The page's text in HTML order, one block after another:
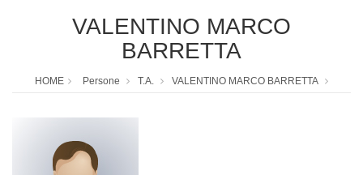
VALENTINO MARCO
BARRETTA
HOME Persone T.A. VALENTINO MARCO BARRETTA